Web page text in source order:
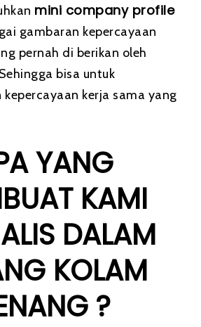
mini company profile
gambaran kepercayaan
pernah di berikan oleh
bisa untuk
kepercayaan kerja sama yang
YANG
KAMI
DALAM
KOLAM
?